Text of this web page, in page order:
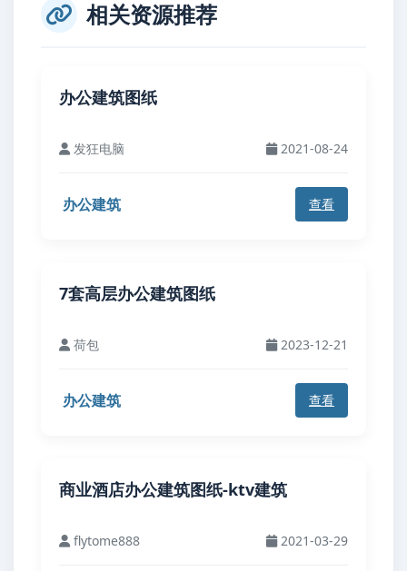
相关资源推荐
办公建筑图纸
发狂电脑 2021-08-24
办公建筑 查看
7套高层办公建筑图纸
荷包 2023-12-21
办公建筑 查看
商业酒店办公建筑图纸-ktv建筑
flytome888 2021-03-29